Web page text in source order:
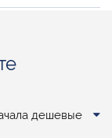
дешевые